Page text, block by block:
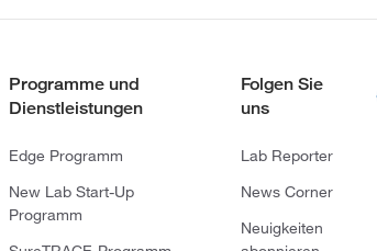
Programme und
Dienstleistungen
Edge Programm
New Lab Start-Up
Programm
Folgen Sie
uns
Lab Reporter
News Corner
Neuigkeiten